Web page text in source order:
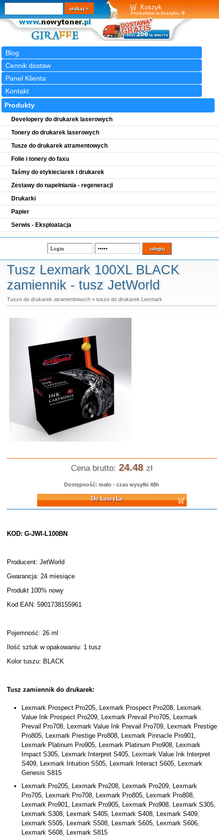
Koszyk
Produktów w koszyku: 0
Blog
Cennik dostaw
Panel Klienta
Kontakt
Wyszukiwarka
szukaj
Produkty
Developery do drukarek laserowych
Tonery do drukarek laserowych
Tusze do drukarek atramentowych
Folie i tonery do faxu
Taśmy do etykieciarek i drukarek
Zestawy do napełniania - regeneracji
Drukarki
Papier
Serwis - Eksploatacja
Tusz Lexmark 100XL BLACK
zamiennik - tusz JetWorld
Tusze do drukarek atramentowych» tusze do drukarek Lexmark
Cena brutto: 24.48 zł
Dostępność: mało - czas wysyłki 48h
Do koszyka
KOD: G-JWI-L100BN
Producent: JetWorld
Gwarancja: 24 miesiące
Produkt 100% nowy
Kod EAN: 5901738155961
Pojemność: 26 ml
Ilość sztuk w opakowaniu: 1 tusz
Kolor tuszu: BLACK
Tusz zamiennik do drukarek:
Lexmark Prospect Pro205, Lexmark Prospect Pro208, Lexmark
Value Ink Prospect Pro209, Lexmark Prevail Pro705, Lexmark
Prevail Pro708, Lexmark Value Ink Prevail Pro709, Lexmark Prestige
Pro805, Lexmark Prestige Pro808, Lexmark Pinnacle Pro901,
Lexmark Platinum Pro905, Lexmark Platinum Pro908, Lexmark
Impact S305, Lexmark Interpret S405, Lexmark Value Ink Interpret
S409, Lexmark Intuition S505, Lexmark Interact S605, Lexmark
Genesis S815
Lexmark Pro205, Lexmark Pro208, Lexmark Pro209, Lexmark
Pro705, Lexmark Pro708, Lexmark Pro805, Lexmark Pro808,
Lexmark Pro901, Lexmark Pro905, Lexmark Pro908, Lexmark S305,
Lexmark S308, Lexmark S405, Lexmark S408, Lexmark S409,
Lexmark S505, Lexmark S508, Lexmark S605, Lexmark S606,
Lexmark S608, Lexmark S815